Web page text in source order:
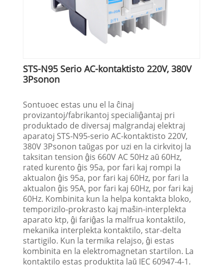
STS-N95 Serio AC-kontaktisto 220V, 380V
3Psonon
Sontuoec estas unu el la ĉinaj
provizantoj/fabrikantoj specialiĝantaj pri
produktado de diversaj malgrandaj elektraj
aparatoj STS-N95-serio AC-kontaktisto 220V,
380V 3Psonon taŭgas por uzi en la cirkvitoj la
taksitan tension ĝis 660V AC 50Hz aŭ 60Hz,
rated kurento ĝis 95a, por fari kaj rompi la
aktualon ĝis 95a, por fari kaj 60Hz, por fari la
aktualon ĝis 95A, por fari kaj 60Hz, por fari kaj
60Hz. Kombinita kun la helpa kontakta bloko,
temporizilo-prokrasto kaj maŝin-interplekta
aparato ktp, ĝi fariĝas la malfrua kontaktilo,
mekanika interplekta kontaktilo, star-delta
startigilo. Kun la termika relajso, ĝi estas
kombinita en la elektromagnetan startilon. La
kontaktilo estas produktita laŭ IEC 60947-4-1.